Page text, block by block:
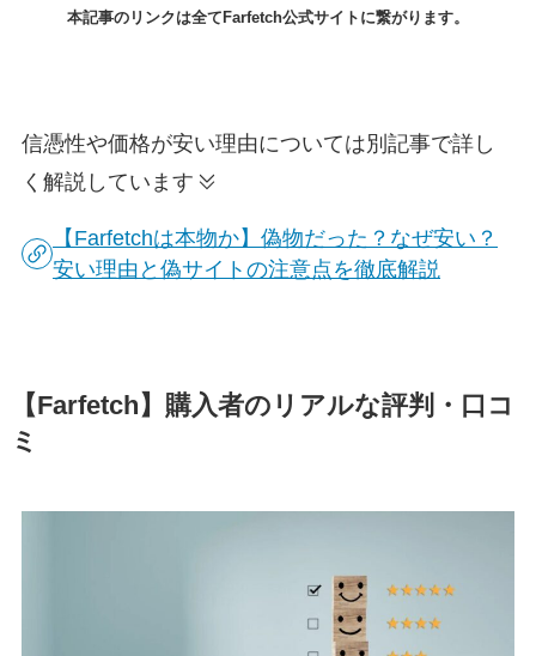
本記事のリンクは全てFarfetch公式サイトに繋がります。
信憑性や価格が安い理由については別記事で詳し
く解説しています
【Farfetchは本物か】偽物だった？なぜ安い？
安い理由と偽サイトの注意点を徹底解説
【Farfetch】購入者のリアルな評判・口コ
ミ